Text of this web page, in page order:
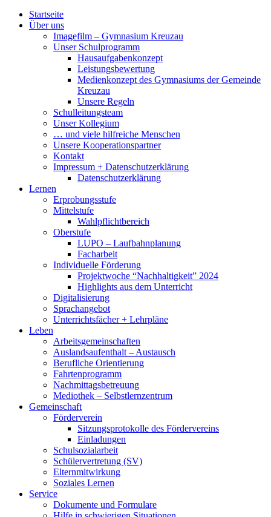
Startseite
Über uns
Imagefilm – Gymnasium Kreuzau
Unser Schulprogramm
Hausaufgabenkonzept
Leistungsbewertung
Medienkonzept des Gymnasiums der Gemeinde
Kreuzau
Unsere Regeln
Schulleitungsteam
Unser Kollegium
… und viele hilfreiche Menschen
Unsere Kooperationspartner
Kontakt
Impressum + Datenschutzerklärung
Datenschutzerklärung
Lernen
Erprobungsstufe
Mittelstufe
Wahlpflichtbereich
Oberstufe
LUPO – Laufbahnplanung
Facharbeit
Individuelle Förderung
Projektwoche “Nachhaltigkeit” 2024
Highlights aus dem Unterricht
Digitalisierung
Sprachangebot
Unterrichtsfächer + Lehrpläne
Leben
Arbeitsgemeinschaften
Auslandsaufenthalt – Austausch
Berufliche Orientierung
Fahrtenprogramm
Nachmittagsbetreuung
Mediothek – Selbstlernzentrum
Gemeinschaft
Förderverein
Sitzungsprotokolle des Fördervereins
Einladungen
Schulsozialarbeit
Schülervertretung (SV)
Elternmitwirkung
Soziales Lernen
Service
Dokumente und Formulare